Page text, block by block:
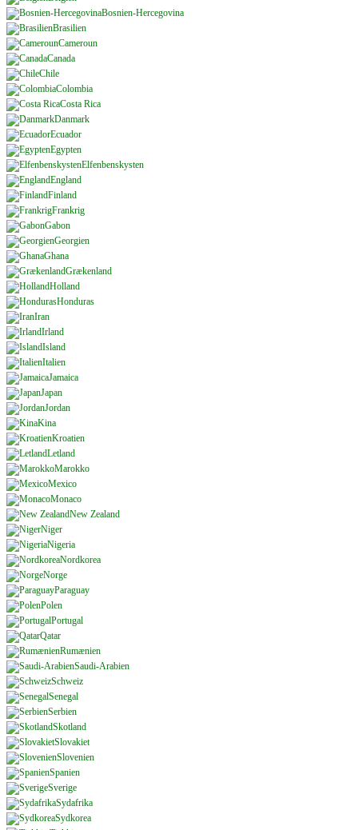
Bosnien-Hercegovina
Brasilien
Cameroun
Canada
Chile
Colombia
Costa Rica
Danmark
Ecuador
Egypten
Elfenbenskysten
England
Finland
Frankrig
Gabon
Georgien
Ghana
Grækenland
Holland
Honduras
Iran
Irland
Island
Italien
Jamaica
Japan
Jordan
Kina
Kroatien
Letland
Marokko
Mexico
Monaco
New Zealand
Niger
Nigeria
Nordkorea
Norge
Paraguay
Polen
Portugal
Qatar
Rumænien
Saudi-Arabien
Schweiz
Senegal
Serbien
Skotland
Slovakiet
Slovenien
Spanien
Sverige
Sydafrika
Sydkorea